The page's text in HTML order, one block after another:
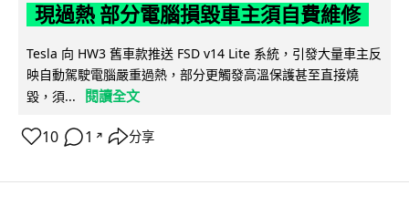
現過熱 部分電腦損毀車主須自費維修
Tesla 向 HW3 舊車款推送 FSD v14 Lite 系統，引發大量車主反
映自動駕駛電腦嚴重過熱，部分更觸發高溫保護甚至直接燒
毀，須...
閱讀全文
10 1 ↗ 分享